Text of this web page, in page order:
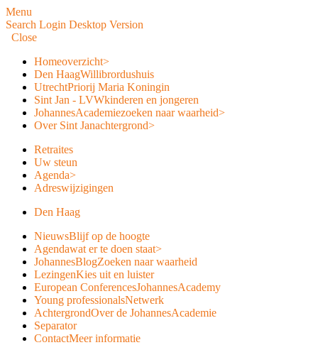
Menu
Search Login Desktop Version
Close
Homeoverzicht>
Den HaagWillibrordushuis
UtrechtPriorij Maria Koningin
Sint Jan - LVWkinderen en jongeren
JohannesAcademiezoeken naar waarheid>
Over Sint Janachtergrond>
Retraites
Uw steun
Agenda>
Adreswijzigingen
Den Haag
NieuwsBlijf op de hoogte
Agendawat er te doen staat>
JohannesBlogZoeken naar waarheid
LezingenKies uit en luister
European ConferencesJohannesAcademy
Young professionalsNetwerk
AchtergrondOver de JohannesAcademie
Separator
ContactMeer informatie